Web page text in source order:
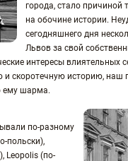
города, стало причиной
на обочине истории.
сегодняшнего дня
Львов за свой
интересы влиятельных
и скоротечную историю, наш
ему шарма.
по-разному
польски),
Leopolis (по-